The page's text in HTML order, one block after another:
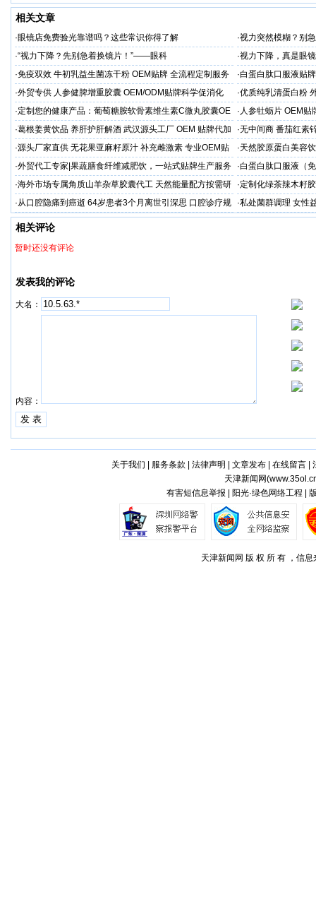
相关文章
·眼镜店免费验光靠谱吗？这些常识你得了解 ·视力突然模糊？别
·“视力下降？先别急着换镜片！”——眼科 ·视力下降，真是眼
·免疫双效 牛初乳益生菌冻干粉 OEM贴牌 全流程定制服务 ·白蛋白肽口服液贴
源头厂家
·外贸专供 人参健脾增重胶囊 OEM/ODM贴牌科学促消化
高效营养利用
·优质纯乳清蛋白粉
定制
·定制您的健康产品：葡萄糖胺软骨素维生素C微丸胶囊OE
M出口工厂
· 人参牡蛎片 OEM贴
式服务
·葛根姜黄饮品 养肝护肝解酒 武汉源头工厂 OEM 贴牌代加
工 低起订量
·无中间商 番茄红素
供
·源头厂家直供 无花果亚麻籽原汁 补充雌激素 专业OEM贴
牌代加工
·天然胶原蛋白美容
生，赋能品牌出海
·外贸代工专家|果蔬膳食纤维减肥饮，一站式贴牌生产服务 ·白蛋白肽口服液（
加工 快速量产
·海外市场专属角质山羊杂草胶囊代工 天然能量配方按需研
发 OEM厂家
·定制化绿茶辣木籽
发
·从口腔隐痛到癌逝 64岁患者3个月离世引深思 口腔诊疗规
范再敲警钟
·私处菌群调理 女性
需定制出口
相关评论
暂时还没有评论
发表我的评论
大名：
内容：
关于我们 服务条款 法律声明 文章发布| 在线留言|
天津新闻网(
有害短信息举报 | 阳光·绿色网络工程 |
天津新闻网 版 权 所 有 ，信